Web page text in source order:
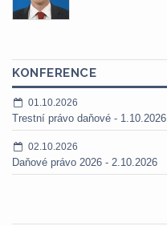
KONFERENCE
01.10.2026
Trestní právo daňové - 1.10.2026
02.10.2026
Daňové právo 2026 - 2.10.2026